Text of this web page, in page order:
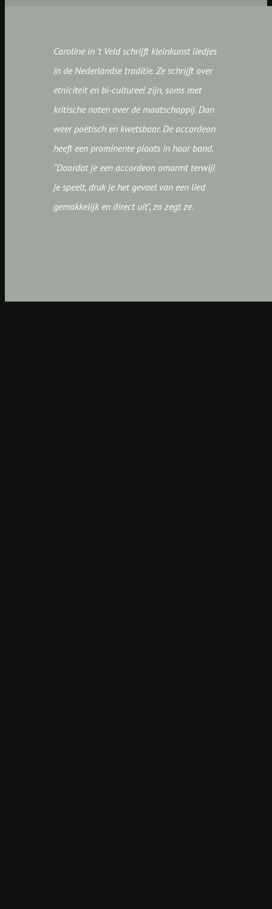
Caroline in 't Veld schrijft kleinkunst liedjes
in de Nederlandse traditie. Ze schrijft over
etniciteit en bi-cultureel zijn, soms met
kritische noten over de maatschappij. Dan
weer poëtisch en kwetsbaar. De accordeon
heeft een prominente plaats in haar band.
“Doordat je een accordeon omarmt terwijl
je speelt, druk je het gevoel van een lied
gemakkelijk en direct uit", zo zegt ze.